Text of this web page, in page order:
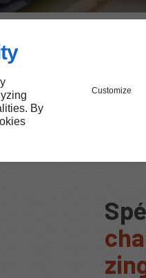
By
Customize
d’accéder plus
respectant les
notre empreinte
et accessibilité.